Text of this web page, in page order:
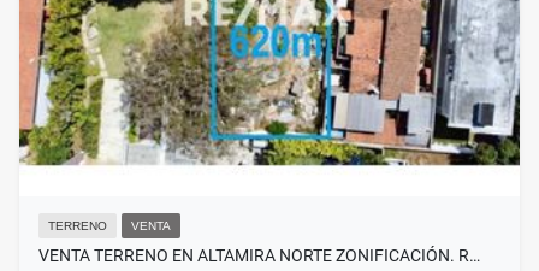
TERRENO VENTA
VENTA TERRENO EN ALTAMIRA NORTE ZONIFICACIÓN. R…